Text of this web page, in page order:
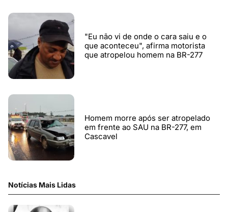
"Eu não vi de onde o cara saiu e o
que aconteceu", afirma motorista
que atropelou homem na BR-277
Homem morre após ser atropelado
em frente ao SAU na BR-277, em
Cascavel
Notícias Mais Lidas